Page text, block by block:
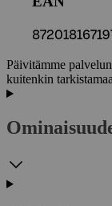
Päivitämme
kuitenkin